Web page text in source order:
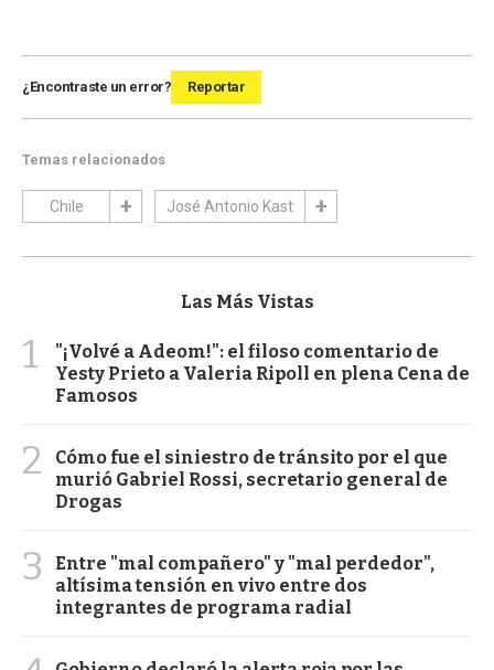
¿Encontraste un error? Reportar
Temas relacionados
Chile José Antonio Kast
Las Más Vistas
1
"¡Volvé a Adeom!": el filoso comentario de
Yesty Prieto a Valeria Ripoll en plena Cena de
Famosos
2
Cómo fue el siniestro de tránsito por el que
murió Gabriel Rossi, secretario general de
Drogas
3
Entre "mal compañero" y "mal perdedor",
altísima tensión en vivo entre dos
integrantes de programa radial